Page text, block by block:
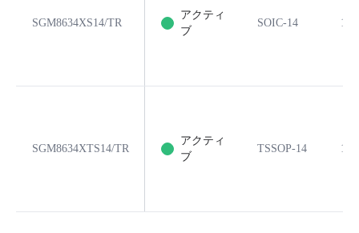
SGM8634XS14/TR
アクティ
ブ
SOIC-14 14
SGM8634XTS14/TR
アクティ
ブ
TSSOP-14 14